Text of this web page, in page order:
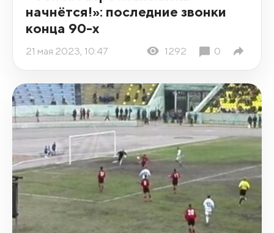
начнётся!»: последние звонки
конца 90-х
21 мая 2023, 10:47 1292 0